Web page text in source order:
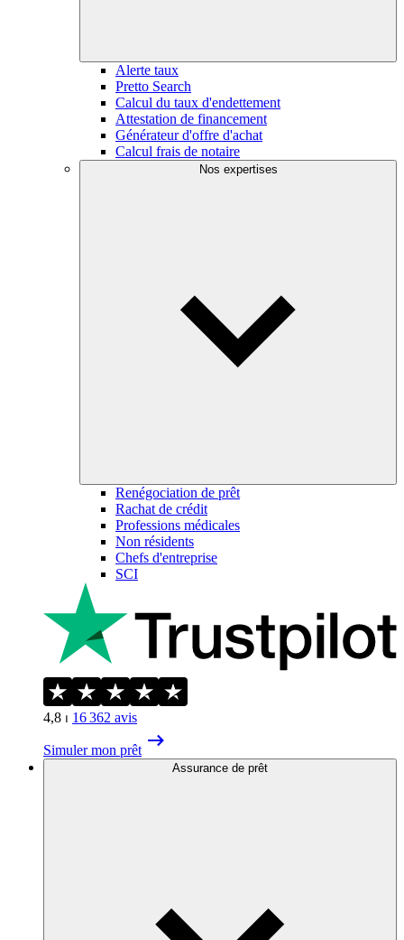
Alerte taux
Pretto Search
Calcul du taux d'endettement
Attestation de financement
Générateur d'offre d'achat
Calcul frais de notaire
Nos expertises
Renégociation de prêt
Rachat de crédit
Professions médicales
Non résidents
Chefs d'entreprise
SCI
4,8 ⏐ 16 362 avis
Simuler mon prêt
Assurance de prêt